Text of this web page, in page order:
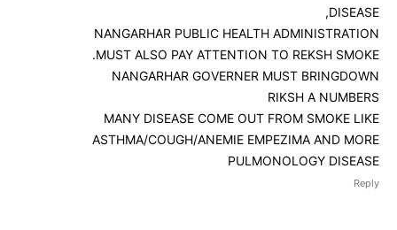
DISEASE,
NANGARHAR PUBLIC HEALTH ADMINISTRATION
MUST ALSO PAY ATTENTION TO REKSH SMOKE.
NANGARHAR GOVERNER MUST BRINGDOWN
RIKSH A NUMBERS
MANY DISEASE COME OUT FROM SMOKE LIKE
ASTHMA/COUGH/ANEMIE EMPEZIMA AND MORE
PULMONOLOGY DISEASE
Reply